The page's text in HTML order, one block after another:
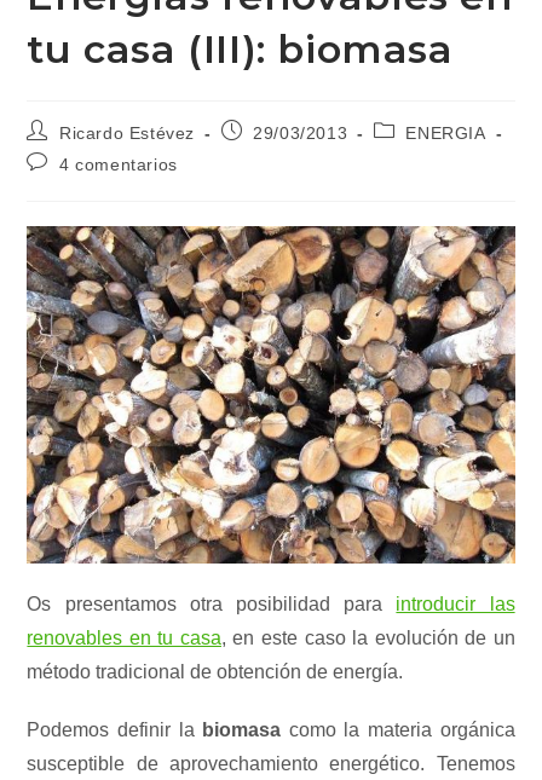
tu casa (III): biomasa
Autor
de
la
Ricardo Estévez
Publicación
29/03/2013
Categoría
ENERGIA
Comentarios
entrada:
4 comentarios
Os presentamos otra posibilidad para introducir las
renovables en tu casa, en este caso la evolución de un
método tradicional de obtención de energía.
Podemos definir la biomasa como la materia orgánica
susceptible de aprovechamiento energético. Tenemos